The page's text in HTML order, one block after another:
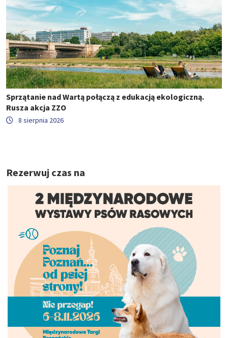
Sprzątanie nad Wartą połączą z edukacją ekologiczną.
Rusza akcja ZZO
8 sierpnia 2026
Rezerwuj czas na